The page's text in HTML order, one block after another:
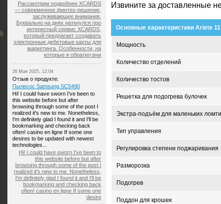
Извините за доставленные
Основные характеристики Ariete
Мощность
Количество отделений
Количество тостов
Решетка для подогрева булочек
Экстра-подъём для маленьких
Тип управления
Регулировка степени поджаривания
Разморозка
Подогрев
Поддон для крошек
Рассмотрим подробнее XCARDS
— современное финтех-решение,
заслуживающее внимания.
Буквально на днях наткнулся про
интересный сервис XCARDS,
который предлагает создавать
электронные дебетовые карты для
маркетинга. Особенности, на
которые я обратил вни
26 Мая 2025, 12:04
Отзыв о продукте:
Пылесос Samsung SC5490
Hi! I could have sworn I've been to
this website before but after
browsing through some of the post I
realized it's new to me. Nonetheless,
I'm definitely glad I found it and I'll be
bookmarking and checking back
often! casino en ligne If some one
desires to be updated with newest
technologies...
Hi! I could have sworn I've been to
this website before but after
browsing through some of the post I
realized it's new to me. Nonetheless,
I'm definitely glad I found it and I'll be
bookmarking and checking back
often! casino en ligne If some one
desire